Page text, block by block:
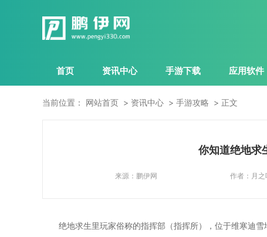
首页 资讯中心 手游下载 应用软件
当前位置： 网站首页 资讯中心 手游攻略 正文
你知道绝地求
来源： 鹏伊网 作者： 月之
绝地求生里玩家俗称的指挥部（指挥所），位于维寒迪